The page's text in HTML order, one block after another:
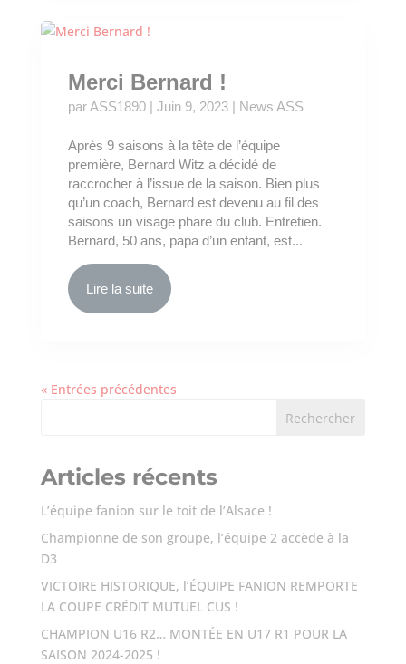
Merci Bernard !
parASS1890| Juin 9, 2023| News ASS
Après 9 saisons à la tête de l’équipe
première, Bernard Witz a décidé de
raccrocher à l’issue de la saison. Bien plus
qu’un coach, Bernard est devenu au fil des
saisons un visage phare du club. Entretien.
Bernard, 50 ans, papa d’un enfant, est...
Lire la suite
« Entrées précédentes
Articles récents
L’équipe fanion sur le toit de l’Alsace !
Championne de son groupe, l’équipe 2 accède à la
D3
VICTOIRE HISTORIQUE, l’ÉQUIPE FANION REMPORTE
LA COUPE CRÉDIT MUTUEL CUS !
CHAMPION U16 R2… MONTÉE EN U17 R1 POUR LA
SAISON 2024-2025 !